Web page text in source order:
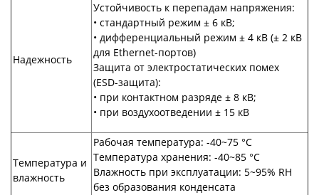
Надежность
Устойчивость к перепадам напряжения:
• стандартный режим ± 6 кВ;
• дифференциальный режим ± 4 кВ (± 2 кВ
для Ethernet-портов)
Защита от электростатических помех
(ESD-защита):
• при контактном разряде ± 8 кВ;
• при воздухоотведении ± 15 кВ
Температура и
влажность
Рабочая температура: -40~75 °C
Температура хранения: -40~85 °С
Влажность при эксплуатации: 5~95% RH
без образования конденсата